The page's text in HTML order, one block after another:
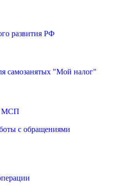
развития РФ
самозанятых "Мой налог"
МСП
с обращениями